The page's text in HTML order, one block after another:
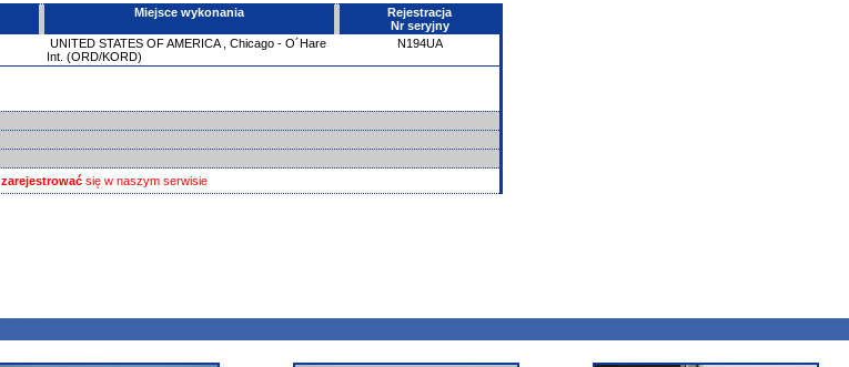
Miejsce wykonania
Rejestracja
Nr seryjny
UNITED STATES OF AMERICA, Chicago - O´Hare
Int. (ORD/KORD)
N194UA
zarejestrować się w naszym serwisie